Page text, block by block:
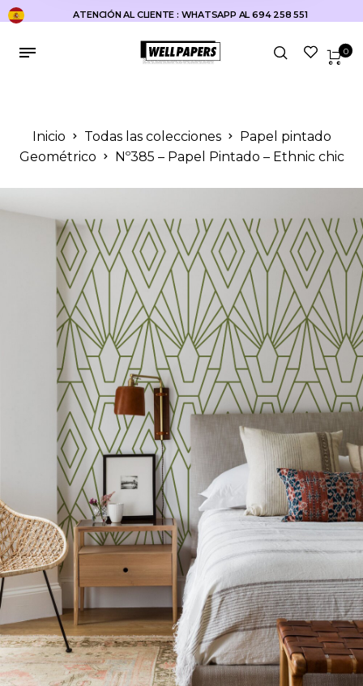
ATENCIÓN AL CLIENTE : WHATSAPP AL 694 258 551
0
Inicio Todas las colecciones
Papel pintado
Geométrico
Nº385 – Papel Pintado – Ethnic chic